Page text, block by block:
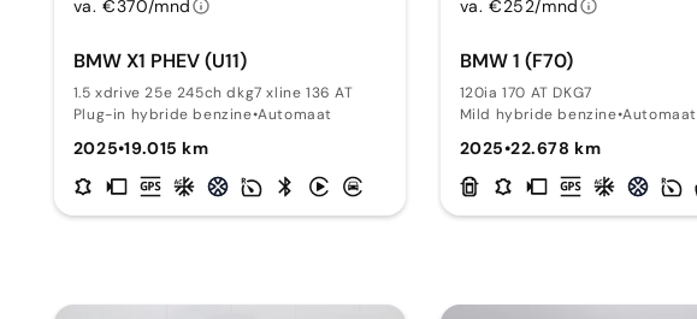
BMW X1 PHEV (U11)
1.5 xdrive 25e 245ch dkg7 xline 136 AT
Plug-in hybride benzine•Automaat
2025•19.015 km
va. €370/mnd
BMW 1 (F70)
120ia 170 AT DKG7
Mild hybride benzine•Automaat
2025•22.678 km
va. €252/mnd